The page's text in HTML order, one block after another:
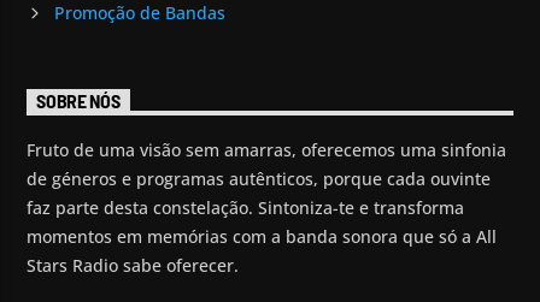
Promoção de Bandas
SOBRE NÓS
Fruto de uma visão sem amarras, oferecemos uma sinfonia
de géneros e programas autênticos, porque cada ouvinte
faz parte desta constelação. Sintoniza-te e transforma
momentos em memórias com a banda sonora que só a All
Stars Radio sabe oferecer.